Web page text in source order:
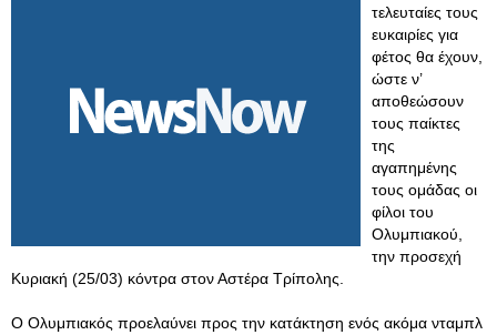
τελευταίες τους
ευκαιρίες για
φέτος θα έχουν,
ώστε ν’
αποθεώσουν
τους παίκτες
της
αγαπημένης
τους ομάδας οι
φίλοι του
Ολυμπιακού,
την προσεχή
Κυριακή (25/03) κόντρα στον Αστέρα Τρίπολης.
Ο Ολυμπιακός προελαύνει προς την κατάκτηση ενός ακόμα νταμπλ